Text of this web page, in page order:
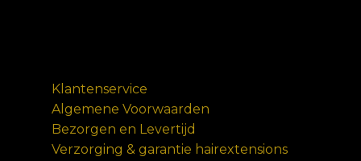
Klantenservice
Algemene Voorwaarden
Bezorgen en Levertijd
Verzorging & garantie hairextensions